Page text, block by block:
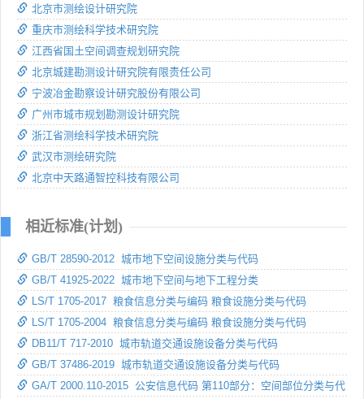
北京市测绘设计研究院
重庆市测绘科学技术研究院
江西省国土空间调查规划研究院
北京城建勘测设计研究院有限责任公司
宁波冶金勘察设计研究股份有限公司
广州市城市规划勘测设计研究院
浙江省测绘科学技术研究院
武汉市测绘研究院
北京中天路通智控科技有限公司
相近标准(计划)
GB/T 28590-2012 城市地下空间设施分类与代码
GB/T 41925-2022 城市地下空间与地下工程分类
LS/T 1705-2017 粮食信息分类与编码 粮食设施分类与代码
LS/T 1705-2004 粮食信息分类与编码 粮食设施分类与代码
DB11/T 717-2010 城市轨道交通设施设备分类与代码
GB/T 37486-2019 城市轨道交通设施设备分类与代码
GA/T 2000.110-2015 公安信息代码 第110部分：空间部位分类与代